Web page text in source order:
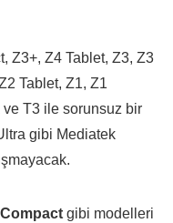
Z3+, Z4 Tablet, Z3, Z3
Tablet, Z1, Z1
T3 ile sorunsuz bir
gibi Mediatek
gibi modelleri